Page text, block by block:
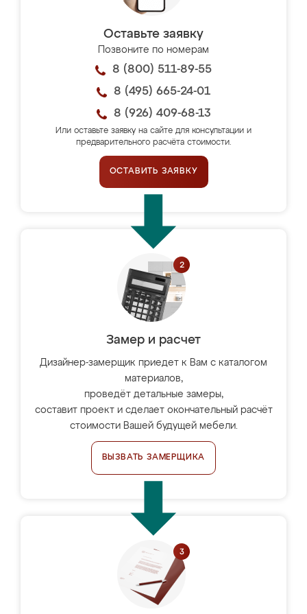
Оставьте заявку
Позвоните по номерам
8 (800) 511-89-55
8 (495) 665-24-01
8 (926) 409-68-13
Или оставьте заявку на сайте для консультации и
предварительного расчёта стоимости.
ОСТАВИТЬ ЗАЯВКУ
Замер и расчет
Дизайнер-замерщик приедет к Вам с каталогом
материалов,
проведёт детальные замеры,
составит проект и сделает окончательный расчёт
стоимости Вашей будущей мебели.
ВЫЗВАТЬ ЗАМЕРЩИКА